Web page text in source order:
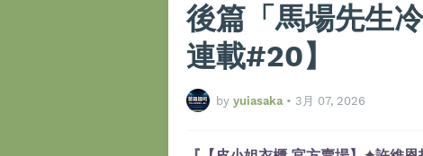
後篇「馬場先生
連載#20】
by yuiasaka • 3月 07, 2026